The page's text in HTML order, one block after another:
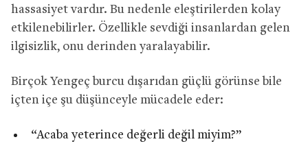
hassasiyet vardır. Bu nedenle eleştirilerden kolay
etkilenebilirler. Özellikle sevdiği insanlardan gelen
ilgisizlik, onu derinden yaralayabilir.
Birçok Yengeç burcu dışarıdan güçlü görünse bile
içten içe şu düşünceyle mücadele eder:
“Acaba yeterince değerli değil miyim?”